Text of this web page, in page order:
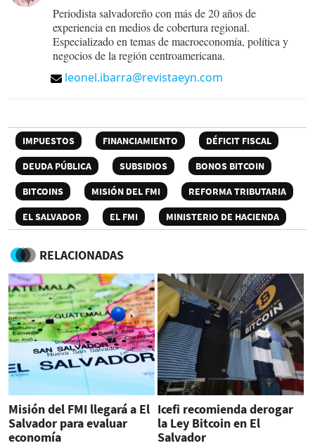
Periodista salvadoreño con más de 20 años de
experiencia en medios de cobertura regional.
Especializado en temas de macroeconomía, política y
negocios de la región centroamericana.
leonel.ibarra@revistaeyn.com
IMPUESTOS FINANCIAMIENTO
DÉFICIT FISCAL
DEUDA PÚBLICA
SUBSIDIOS
BONOS BITCOIN
BITCOINS
MISIÓN DEL FMI
REFORMA TRIBUTARIA
EL SALVADOR
EL FMI MINISTERIO DE HACIENDA
RELACIONADAS
Misión del FMI llegará a El
Salvador para evaluar
economía
Icefi recomienda derogar
la Ley Bitcoin en El
Salvador